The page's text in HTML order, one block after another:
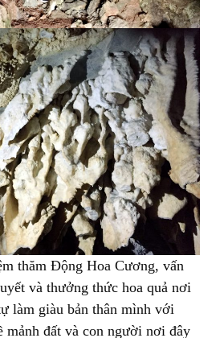
thăm Động Hoa Cương, vấn
và thưởng thức hoa quả nơi
làm giàu bản thân mình với
mảnh đất và con người nơi đây